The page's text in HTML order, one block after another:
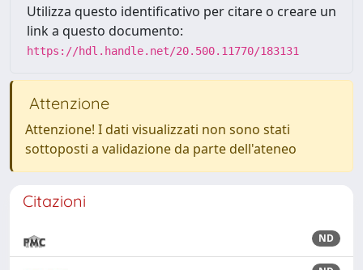
Utilizza questo identificativo per citare o creare un
link a questo documento:
https://hdl.handle.net/20.500.11770/183131
Attenzione
Attenzione! I dati visualizzati non sono stati
sottoposti a validazione da parte dell'ateneo
Citazioni
ND